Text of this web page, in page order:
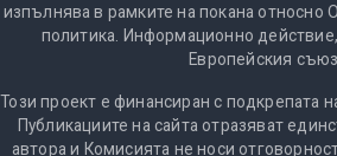
изпълнява в рамките на покана относно
политика. Информационно
Европейския съюз.
Този проект е финансиран с подкрепата
Публикациите на сайта отразяват
автора и Комисията не носи